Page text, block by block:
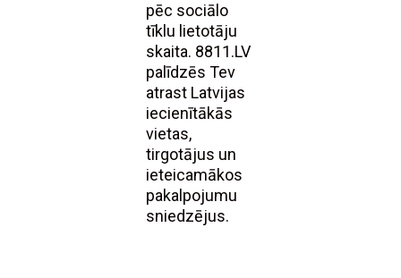
pēc sociālo
tīklu lietotāju
skaita. 8811.LV
palīdzēs Tev
atrast Latvijas
iecienītākās
vietas,
tirgotājus un
ieteicamākos
pakalpojumu
sniedzējus.